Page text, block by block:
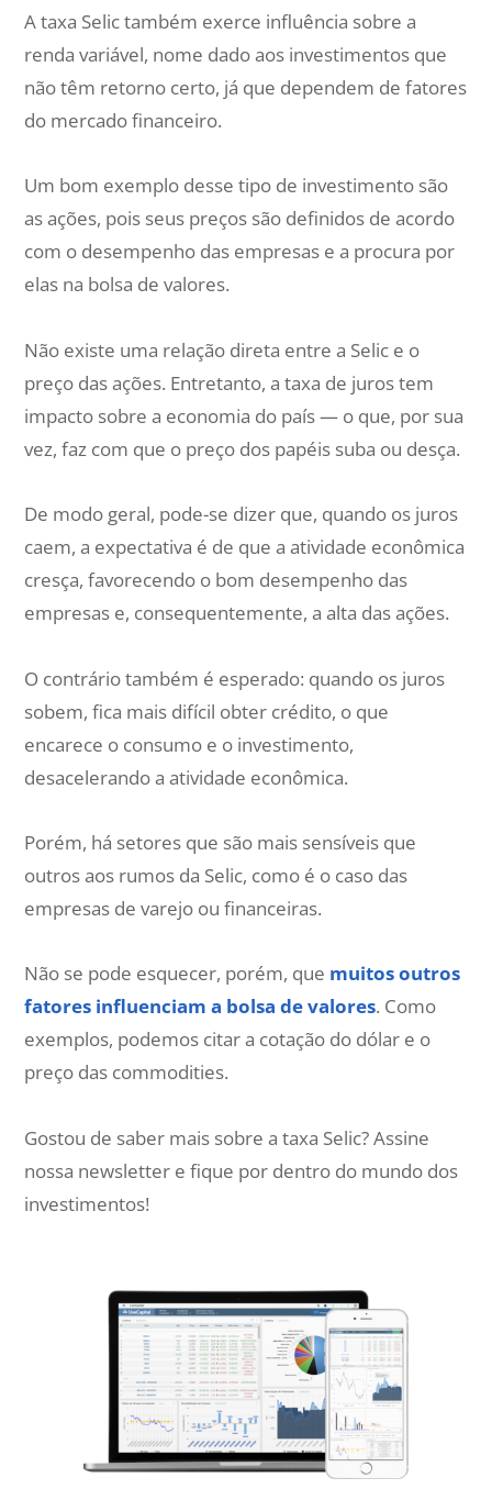
A taxa Selic também exerce influência sobre a
renda variável, nome dado aos investimentos que
não têm retorno certo, já que dependem de fatores
do mercado financeiro.
Um bom exemplo desse tipo de investimento são
as ações, pois seus preços são definidos de acordo
com o desempenho das empresas e a procura por
elas na bolsa de valores.
Não existe uma relação direta entre a Selic e o
preço das ações. Entretanto, a taxa de juros tem
impacto sobre a economia do país — o que, por sua
vez, faz com que o preço dos papéis suba ou desça.
De modo geral, pode-se dizer que, quando os juros
caem, a expectativa é de que a atividade econômica
cresça, favorecendo o bom desempenho das
empresas e, consequentemente, a alta das ações.
O contrário também é esperado: quando os juros
sobem, fica mais difícil obter crédito, o que
encarece o consumo e o investimento,
desacelerando a atividade econômica.
Porém, há setores que são mais sensíveis que
outros aos rumos da Selic, como é o caso das
empresas de varejo ou financeiras.
Não se pode esquecer, porém, que muitos outros
fatores influenciam a bolsa de valores. Como
exemplos, podemos citar a cotação do dólar e o
preço das commodities.
Gostou de saber mais sobre a taxa Selic? Assine
nossa newsletter e fique por dentro do mundo dos
investimentos!